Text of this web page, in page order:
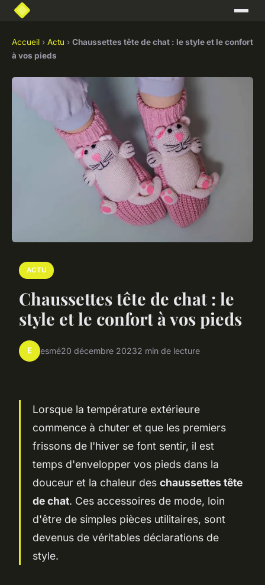
Accueil › Actu › Chaussettes tête de chat : le style et le confort
à vos pieds
ACTU
Chaussettes tête de chat : le
style et le confort à vos pieds
E esmé20 décembre 20232 min de lecture
Lorsque la température extérieure
commence à chuter et que les premiers
frissons de l'hiver se font sentir, il est
temps d'envelopper vos pieds dans la
douceur et la chaleur des chaussettes tête
de chat. Ces accessoires de mode, loin
d'être de simples pièces utilitaires, sont
devenus de véritables déclarations de
style.